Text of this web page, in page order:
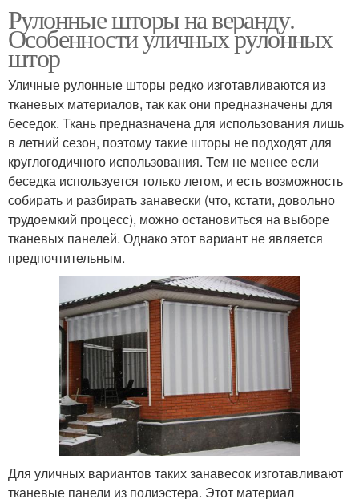
Рулонные шторы на веранду.
Особенности уличных рулонных
штор
Уличные рулонные шторы редко изготавливаются из
тканевых материалов, так как они предназначены для
беседок. Ткань предназначена для использования лишь
в летний сезон, поэтому такие шторы не подходят для
круглогодичного использования. Тем не менее если
беседка используется только летом, и есть возможность
собирать и разбирать занавески (что, кстати, довольно
трудоемкий процесс), можно остановиться на выборе
тканевых панелей. Однако этот вариант не является
предпочтительным.
Для уличных вариантов таких занавесок изготавливают
тканевые панели из полиэстера. Этот материал